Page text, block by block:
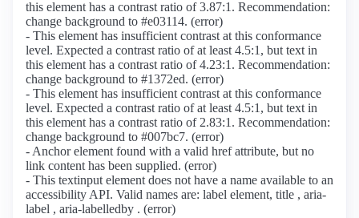
this element has a contrast ratio of 3.87:1. Recommendation:
change background to #e03114. (error)
- This element has insufficient contrast at this conformance
level. Expected a contrast ratio of at least 4.5:1, but text in
this element has a contrast ratio of 4.23:1. Recommendation:
change background to #1372ed. (error)
- This element has insufficient contrast at this conformance
level. Expected a contrast ratio of at least 4.5:1, but text in
this element has a contrast ratio of 2.83:1. Recommendation:
change background to #007bc7. (error)
- Anchor element found with a valid href attribute, but no
link content has been supplied. (error)
- This textinput element does not have a name available to an
accessibility API. Valid names are: label element, title , aria-
label , aria-labelledby . (error)